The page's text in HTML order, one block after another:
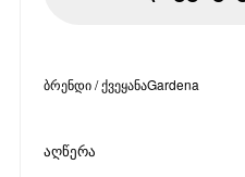
ბრენდი / ქვეყანაGardena
აღწერა